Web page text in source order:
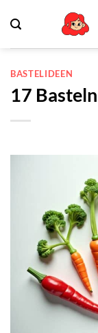
Inhalt
springen
BASTELIDEEN
17